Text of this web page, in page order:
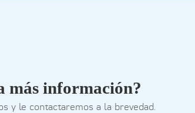
más información?
y le contactaremos a la brevedad.